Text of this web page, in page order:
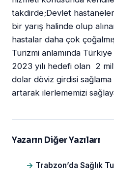
takdirde;Devlet
bir yarış halinde olup
hastalar daha çok
Turizmi anlamında
2023 yılı hedefi olan 2
dolar döviz girdisi sağlama
artarak ilerlememizi
Yazarın Diğer Yazıları
Trabzon’da Sağlık